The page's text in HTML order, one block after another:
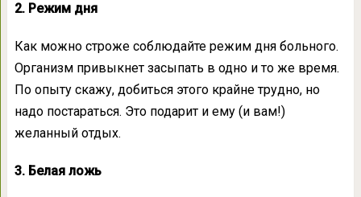
2. Режим дня
Как можно строже соблюдайте режим дня больного.
Организм привыкнет засыпать в одно и то же время.
По опыту скажу, добиться этого крайне трудно, но
надо постараться. Это подарит и ему (и вам!)
желанный отдых.
3. Белая ложь